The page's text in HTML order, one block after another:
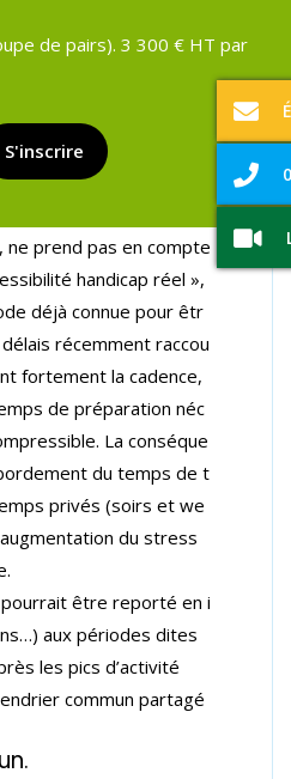
de pairs). 3 300 € HT par
S'inscrire du travail réel
: L’objectif centré sur le
prend pas en compte
handicap réel »,
déjà connue pour êtr
récemment raccou
fortement la cadence,
de préparation néc
La conséque
du temps de t
privés (soirs et we
du stress
pourrait être reporté en i
aux périodes dites
les pics d’activité
commun partagé